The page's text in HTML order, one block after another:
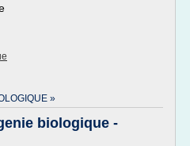
»
biologique -